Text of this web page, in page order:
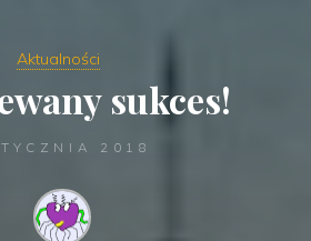
Aktualności
sukces!
2018